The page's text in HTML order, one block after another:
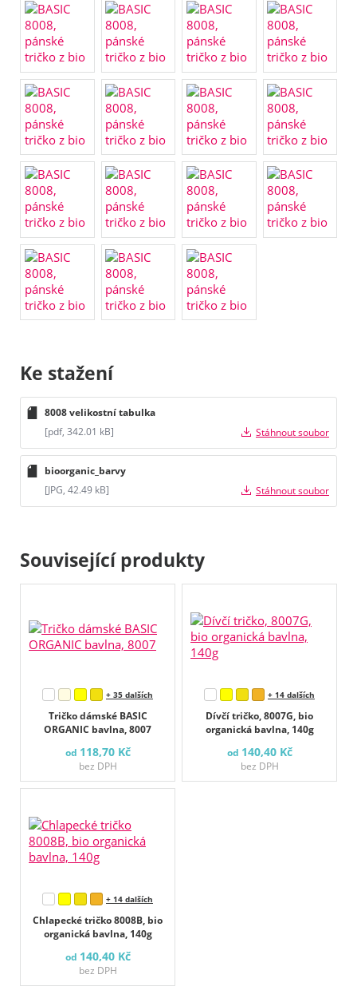
Ke stažení
8008 velikostní tabulka
[pdf, 342.01 kB]
Stáhnout soubor
bioorganic_barvy
[JPG, 42.49 kB]
Stáhnout soubor
Související produkty
Tričko dámské BASIC
ORGANIC bavlna, 8007
+ 35 dalších
od 118,70 Kč
bez DPH
Dívčí tričko, 8007G, bio
organická bavlna, 140g
+ 14 dalších
od 140,40 Kč
bez DPH
Chlapecké tričko 8008B, bio
organická bavlna, 140g
+ 14 dalších
od 140,40 Kč
bez DPH